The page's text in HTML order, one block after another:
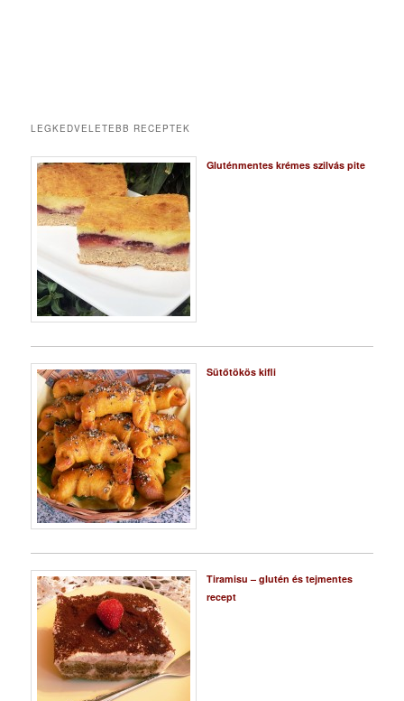
LEGKEDVELETEBB RECEPTEK
Gluténmentes krémes szilvás pite
Sütőtökös kifli
Tiramisu – glutén és tejmentes
recept